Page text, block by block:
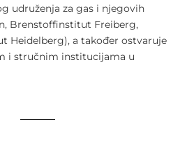
udruženja za gas i njegovih
Brenstoffinstitut Freiberg,
Heidelberg), a također ostvaruje
i stručnim institucijama u